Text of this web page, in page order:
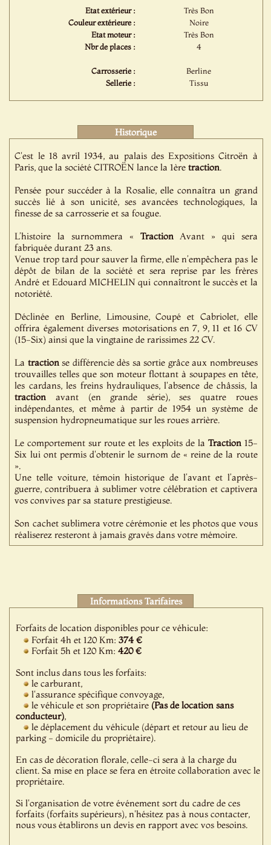
Etat extérieur :
Très Bon
Couleur extérieure :
Noire
Etat moteur :
Très Bon
Nbr de places :
4
Carrosserie :
Berline
Sellerie :
Tissu
Historique
C'est le 18 avril 1934, au palais des Expositions Citroën à
Paris, que la société CITROËN lance la 1èretraction.
Pensée pour succéder à la Rosalie, elle connaîtra un grand
succès lié à son unicité, ses avancées technologiques, la
finesse de sa carrosserie et sa fougue.
L’histoire la surnommera « TractionAvant » qui sera
fabriquée durant 23 ans.
Venue trop tard pour sauver la firme, elle n’empêchera pas le
dépôt de bilan de la société et sera reprise par les frères
André et Edouard MICHELIN qui connaîtront le succès et la
notoriété.
Déclinée en Berline, Limousine, Coupé et Cabriolet, elle
offrira également diverses motorisations en 7, 9, 11 et 16 CV
(15-Six) ainsi que la vingtaine de rarissimes 22 CV.
La tractionse différencie dès sa sortie grâce aux nombreuses
trouvailles telles que son moteur flottant à soupapes en tête,
les cardans, les freins hydrauliques, l'absence de châssis, la
traction avant (en grande série), ses quatre roues
indépendantes, et même à partir de 1954 un système de
suspension hydropneumatique sur les roues arrière.
Le comportement sur route et les exploits de la Traction15-
Six lui ont permis d'obtenir le surnom de « reine de la route
».
Une telle voiture, témoin historique de l’avant et l’après-
guerre, contribuera à sublimer votre célébration et captivera
vos convives par sa stature prestigieuse.
Son cachet sublimera votre cérémonie et les photos que vous
réaliserez resteront à jamais gravés dans votre mémoire.
Informations Tarifaires
Forfaits de location disponibles pour ce véhicule:
Forfait 4h et 120 Km:374 €
Forfait 5h et 120 Km:420 €
Sont inclus dans tous les forfaits:
le carburant,
l'assurance spécifique convoyage,
le véhicule et son propriétaire (Pas de location sans
conducteur),
le déplacement du véhicule (départ et retour au lieu de
parking - domicile du propriétaire).
En cas de décoration florale, celle-ci sera à la charge du
client. Sa mise en place se fera en étroite collaboration avec le
propriétaire.
Si l'organisation de votre événement sort du cadre de ces
forfaits (forfaits supérieurs), n'hésitez pas à nous contacter,
nous vous établirons un devis en rapport avec vos besoins.